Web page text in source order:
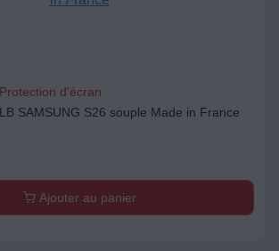
d'écran
SAMSUNG S26 souple Made in France
Ajouter au panier